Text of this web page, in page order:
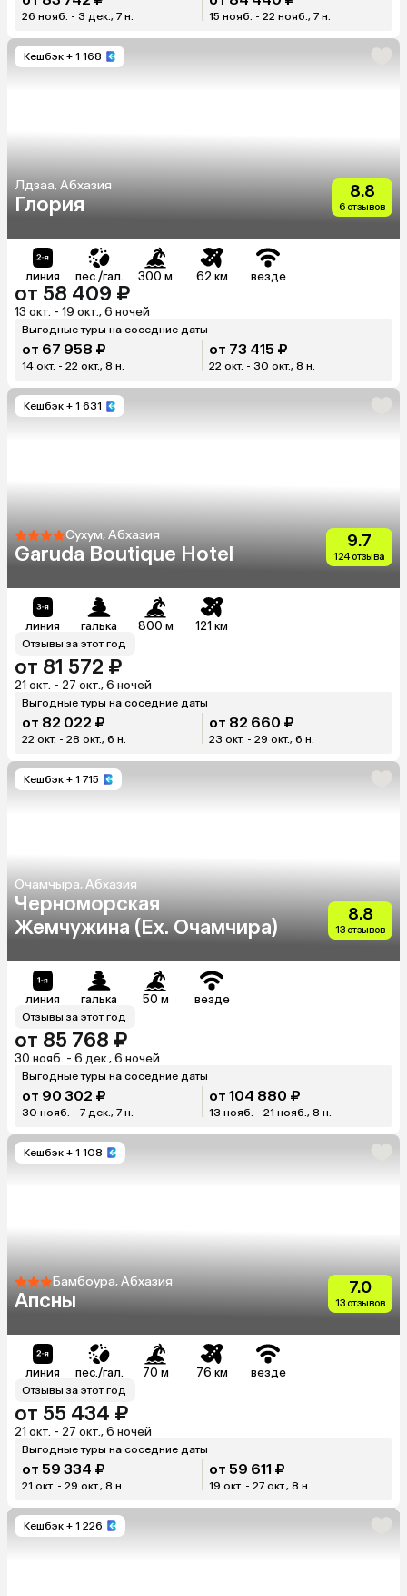
26 нояб. - 3 дек., 7 н. 15 нояб. - 22 нояб., 7 н.
Кешбэк + 1 168
Лдзаа, Абхазия
Глория
8.8
6 отзывов
линия пес./гал. 300 м 62 км везде
от 58 409 ₽
13 окт. - 19 окт., 6 ночей
Выгодные туры на соседние даты
от 67 958 ₽
14 окт. - 22 окт., 8 н.
от 73 415 ₽
22 окт. - 30 окт., 8 н.
Кешбэк + 1 631
Сухум, Абхазия
Garuda Boutique Hotel
9.7
124 отзыва
линия галька 800 м 121 км
Отзывы за этот год
от 81 572 ₽
21 окт. - 27 окт., 6 ночей
Выгодные туры на соседние даты
от 82 022 ₽
22 окт. - 28 окт., 6 н.
от 82 660 ₽
23 окт. - 29 окт., 6 н.
Кешбэк + 1 715
Очамчыра, Абхазия
Черноморская
Жемчужина (Ex. Очамчира)
8.8
13 отзывов
линия галька 50 м везде
Отзывы за этот год
от 85 768 ₽
30 нояб. - 6 дек., 6 ночей
Выгодные туры на соседние даты
от 90 302 ₽
30 нояб. - 7 дек., 7 н.
от 104 880 ₽
13 нояб. - 21 нояб., 8 н.
Кешбэк + 1 108
Бамбоура, Абхазия
Апсны
7.0
13 отзывов
линия пес./гал. 70 м 76 км везде
Отзывы за этот год
от 55 434 ₽
21 окт. - 27 окт., 6 ночей
Выгодные туры на соседние даты
от 59 334 ₽
21 окт. - 29 окт., 8 н.
от 59 611 ₽
19 окт. - 27 окт., 8 н.
Кешбэк + 1 226